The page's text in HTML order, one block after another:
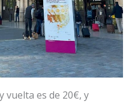
vuelta es de 20€, y